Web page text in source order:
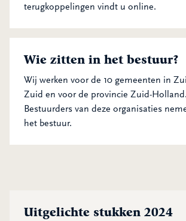
terugkoppelingen vindt u online.
Wie zitten in het bestuur?
Wij werken voor de 10 gemeenten in
Zuid en voor de provincie Zuid-Holland.
Bestuurders van deze organisaties
het bestuur.
Uitgelichte stukken 2024